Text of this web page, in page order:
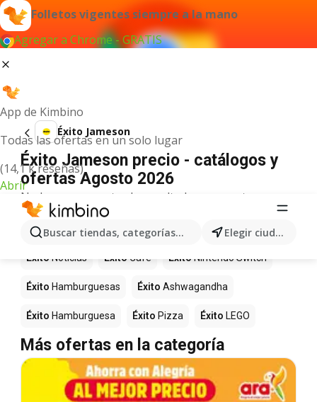
Folletos vigentes siempre a la mano
Agregar a Chrome - GRATIS
App de Kimbino
Todas las ofertas en un solo lugar
(14,1 k reseñas)
Abrir
Buscar tiendas, categorías, productos... Elegir ciudad
Éxito Jameson
Éxito Jameson precio - catálogos y
ofertas Agosto 2026
No hemos encontrado resultados para este
término.
Más productos en tiendas Éxito
Éxito Noticias Éxito Café Éxito Nintendo Switch
Éxito Hamburguesas Éxito Ashwagandha
Éxito Hamburguesa Éxito Pizza Éxito LEGO
Más ofertas en la categoría